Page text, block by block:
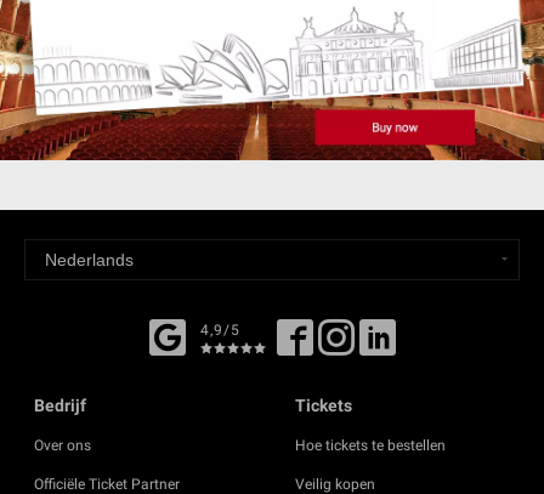
4,9/5
Bedrijf
Over ons
Officiële Ticket Partner
Tickets
Hoe tickets te bestellen
Veilig kopen